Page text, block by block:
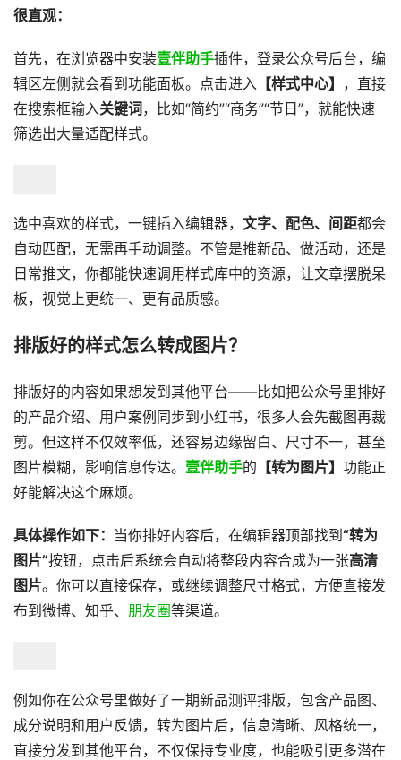
很直观：​
首先，在浏览器中安装壹伴助手插件，登录公众号后台，编
辑区左侧就会看到功能面板。点击进入
【样式中心】
，直接
在搜索框输入关键词 ，比如“简约”“商务”“节日”，就能快速
筛选出大量适配样式。
选中喜欢的样式，一键插入编辑器， 文字、配色、间距都会
自动匹配，无需再手动调整。不管是推新品、做活动，还是
日常推文，你都能快速调用样式库中的资源，让文章摆脱呆
板，视觉上更统一、更有品质感。
排版好的样式怎么转成图片？
​排版好的内容如果想发到其他平台——比如把公众号里排好
的产品介绍、用户案例同步到小红书，很多人会先截图再裁
剪。但这样不仅效率低，还容易边缘留白、尺寸不一，甚至
图片模糊，影响信息传达。 壹伴助手的 【转为图片】 功能正
好能解决这个麻烦。
​具体操作如下：​ ​当你排好内容后，在编辑器顶部找到 “转为
图片”按钮，点击后系统会自动将整段内容合成为一张高清
图片。你可以直接保存，或继续调整尺寸格式，方便直接发
布到微博、知乎、 朋友圈等渠道。
例如你在公众号里做好了一期新品测评排版，包含产品图、
成分说明和用户反馈，转为图片后，信息清晰、风格统一，
直接分发到其他平台，不仅保持专业度，也能吸引更多潜在